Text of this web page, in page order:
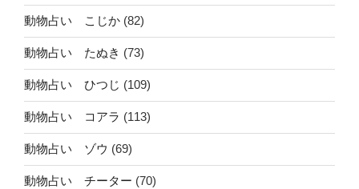
動物占い こじか (82)
動物占い たぬき (73)
動物占い ひつじ (109)
動物占い コアラ (113)
動物占い ゾウ (69)
動物占い チーター (70)